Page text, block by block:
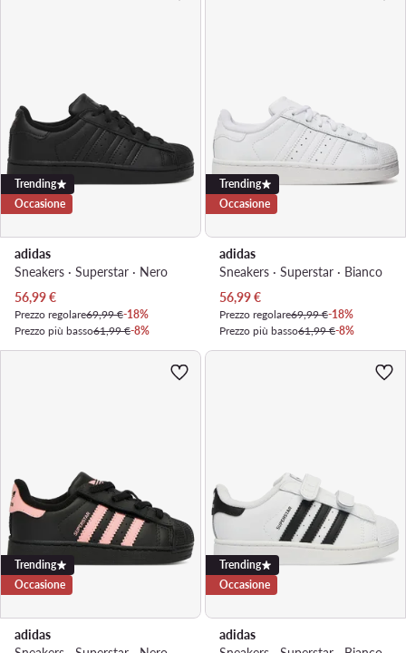
Trending
Occasione
adidas
Sneakers · Superstar · Nero
Prezzo attuale
56,99€
Prezzo regolare69,99 €-18%
Prezzo più basso61,99 €-8%
Trending
Occasione
adidas
Sneakers · Superstar · Bianco
Prezzo attuale
56,99€
Prezzo regolare69,99 €-18%
Prezzo più basso61,99 €-8%
Trending
Occasione
adidas
Trending
Occasione
adidas